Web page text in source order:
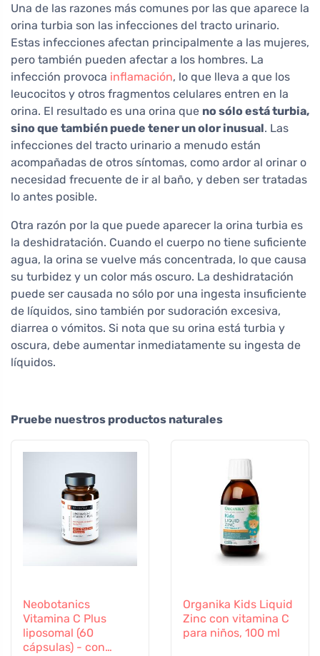
Una de las razones más comunes por las que aparece la
orina turbia son las infecciones del tracto urinario.
Estas infecciones afectan principalmente a las mujeres,
pero también pueden afectar a los hombres. La
infección provoca inflamación, lo que lleva a que los
leucocitos y otros fragmentos celulares entren en la
orina. El resultado es una orina que no sólo está turbia,
sino que también puede tener un olor inusual. Las
infecciones del tracto urinario a menudo están
acompañadas de otros síntomas, como ardor al orinar o
necesidad frecuente de ir al baño, y deben ser tratadas
lo antes posible.
Otra razón por la que puede aparecer la orina turbia es
la deshidratación. Cuando el cuerpo no tiene suficiente
agua, la orina se vuelve más concentrada, lo que causa
su turbidez y un color más oscuro. La deshidratación
puede ser causada no sólo por una ingesta insuficiente
de líquidos, sino también por sudoración excesiva,
diarrea o vómitos. Si nota que su orina está turbia y
oscura, debe aumentar inmediatamente su ingesta de
líquidos.
Pruebe nuestros productos naturales
Neobotanics
Vitamina C Plus
liposomal (60
cápsulas) - con
Organika Kids Liquid
Zinc con vitamina C
para niños, 100 ml